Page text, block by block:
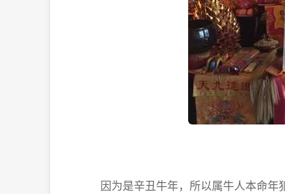
因为是辛丑牛年，所以属牛人本命年